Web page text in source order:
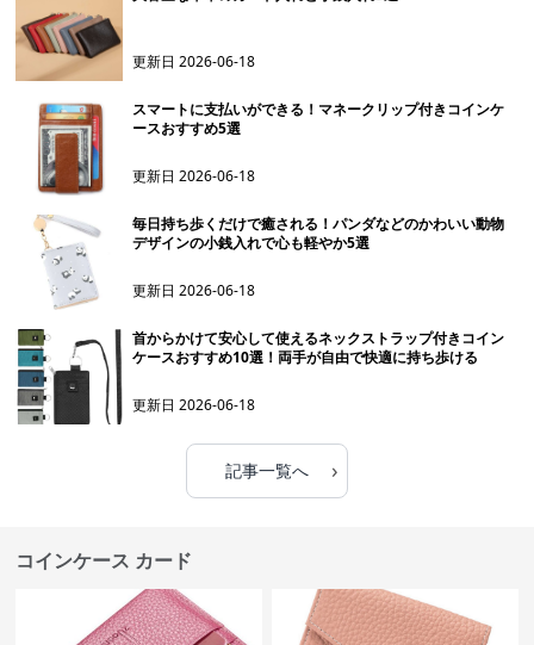
更新日2026-06-18
スマートに支払いができる！マネークリップ付きコインケ
ースおすすめ5選
更新日2026-06-18
毎日持ち歩くだけで癒される！パンダなどのかわいい動物
デザインの小銭入れで心も軽やか5選
更新日2026-06-18
首からかけて安心して使えるネックストラップ付きコイン
ケースおすすめ10選！両手が自由で快適に持ち歩ける
更新日2026-06-18
記事一覧へ ›
コインケース カード